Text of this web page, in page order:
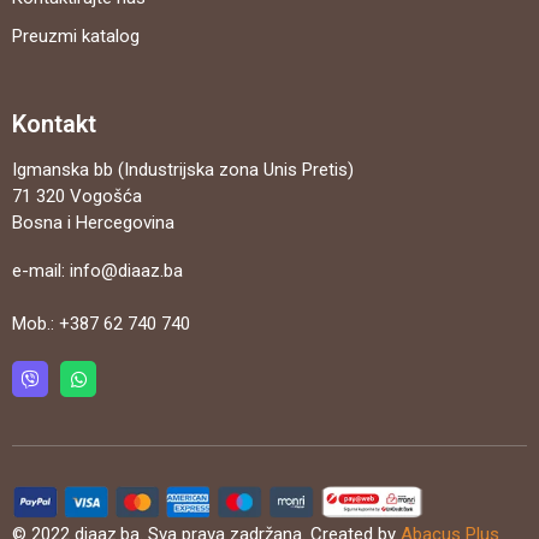
Preuzmi katalog
Kontakt
Igmanska bb (Industrijska zona Unis Pretis)
71 320 Vogošća
Bosna i Hercegovina
e-mail: info@diaaz.ba
Mob.: +387 62 740 740
© 2022 diaaz.ba. Sva prava zadržana. Created by Abacus Plus